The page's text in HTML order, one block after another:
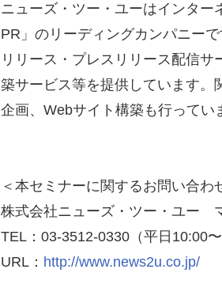
ニューズ・ツー・ユーはインター
PR」のリーディングカンパニー
リリース・プレスリリース配信
築サービス等を提供しています。
企画、Webサイト構築も行ってい
＜本セミナーに関するお問い合わ
株式会社ニューズ・ツー・ユー
TEL：03-3512-0330（平日10:00〜
URL： http://www.news2u.co.jp/